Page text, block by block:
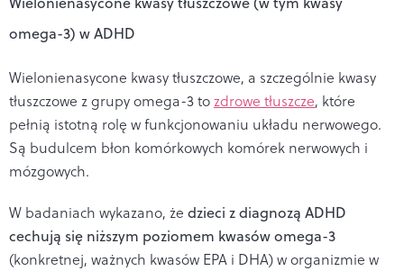
omega-3) w ADHD
Wielonienasycone kwasy tłuszczowe, a szczególnie kwasy
tłuszczowe z grupy omega-3 tozdrowe tłuszcze, które
pełnią istotną rolę w funkcjonowaniu układu nerwowego.
Są budulcem błon komórkowych komórek nerwowych i
mózgowych.
W badaniach wykazano, że dzieci z diagnozą ADHD
cechują się niższym poziomem kwasów omega-3
(konkretnej, ważnych kwasów EPA i DHA) w organizmie w